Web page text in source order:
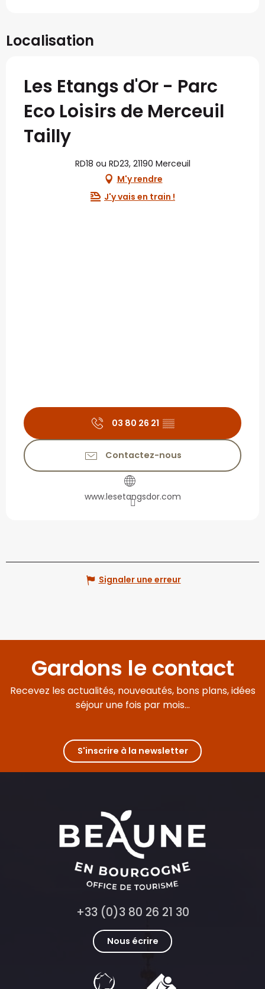
Localisation
Les Etangs d'Or - Parc
Eco Loisirs de Merceuil
Tailly
RD18 ou RD23, 21190 Merceuil
M'y rendre
J'y vais en train !
03 80 26 21 ▒▒
Contactez-nous
www.lesetangsdor.com
Signaler une erreur
Gardons le contact
Recevez les actualités, nouveautés, bons plans, idées
séjour une fois par mois...
S'inscrire à la newsletter
+33 (0)3 80 26 21 30
Nous écrire